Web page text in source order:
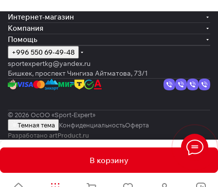
В корзину
Интернет-магазин
Компания
Помощь
+996 550 69-49-48
sportexpertkg@yandex.ru
Бишкек, проспект Чингиза Айтматова, 73/1
© 2026 ОсОО «Sport-Expert»
Темная тема
КонфиденциальностьОферта
Разработано artProduct.ru